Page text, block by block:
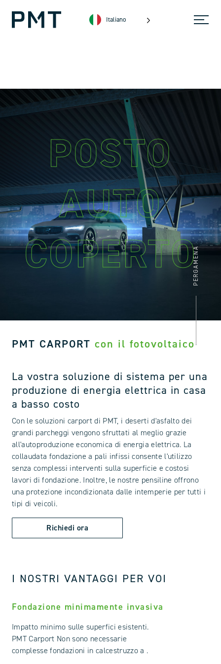
Italiano
PMT CARPORT con il fotovoltaico
La vostra soluzione di sistema per una
produzione di energia elettrica in casa
a basso costo
Con le soluzioni carport di PMT, i deserti d'asfalto dei
grandi parcheggi vengono sfruttati al meglio grazie
all'autoproduzione economica di energia elettrica. La
collaudata fondazione a pali infissi consente l'utilizzo
senza complessi interventi sulla superficie e costosi
lavori di fondazione. Inoltre, le nostre pensiline offrono
una protezione incondizionata dalle intemperie per tutti i
tipi di veicoli.
Richiedi ora
PERGAMENA
POSTO
AUTO
COPERTO
I NOSTRI VANTAGGI PER VOI
Fondazione minimamente invasiva
Impatto minimo sulle superfici esistenti.
PMT Carport Non sono necessarie
complesse fondazioni in calcestruzzo a .